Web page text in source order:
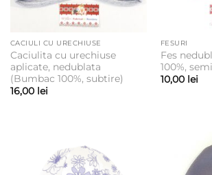
CACIULI CU URECHIUSE
Caciulita cu urechiuse
aplicate, nedublata
(Bumbac 100%, subtire)
16,00 lei
FESURI
Fes
100%,
10,00 lei